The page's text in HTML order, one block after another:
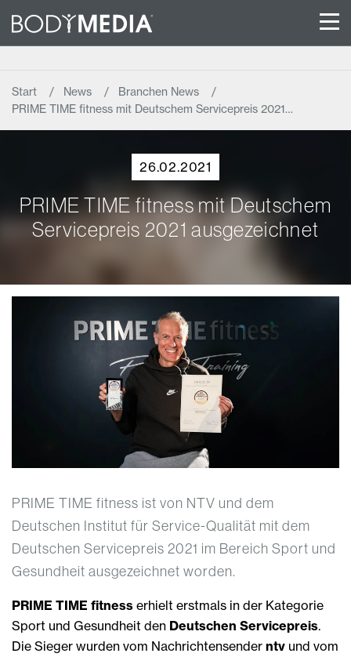
Start News
Branchen News
PRIME TIME fitness mit Deutschem Servicepreis 2021…
26.02.2021
PRIME TIME fitness mit Deutschem
Servicepreis 2021 ausgezeichnet
PRIME TIME fitness ist von NTV und dem
Deutschen Institut für Service-Qualität mit dem
Deutschen Servicepreis 2021 im Bereich Sport und
Gesundheit ausgezeichnet worden.
PRIME TIME fitness erhielt erstmals in der Kategorie
Sport und Gesundheit den Deutschen Servicepreis.
Die Sieger wurden vom Nachrichtensender ntv und vom